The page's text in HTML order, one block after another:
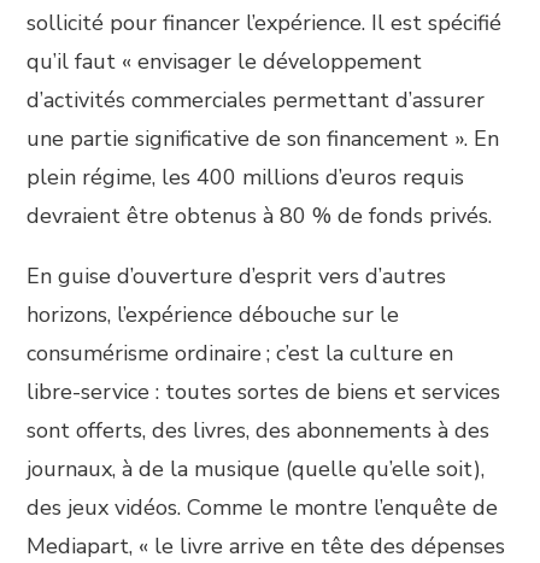
sollicité pour financer l’expérience. Il est spécifié
qu’il faut « envisager le développement
d’activités commerciales permettant d’assurer
une partie significative de son financement ». En
plein régime, les 400 millions d’euros requis
devraient être obtenus à 80 % de fonds privés.
En guise d’ouverture d’esprit vers d’autres
horizons, l’expérience débouche sur le
consumérisme ordinaire ; c’est la culture en
libre-service : toutes sortes de biens et services
sont offerts, des livres, des abonnements à des
journaux, à de la musique (quelle qu’elle soit),
des jeux vidéos. Comme le montre l’enquête de
Mediapart, « le livre arrive en tête des dépenses